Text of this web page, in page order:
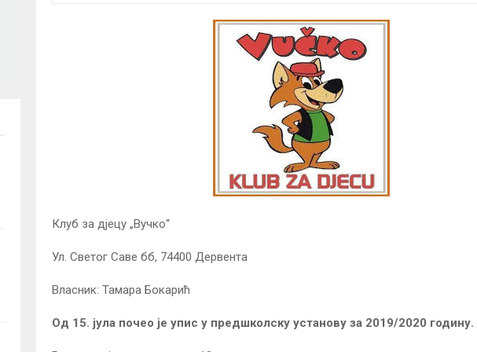
Клуб за дјецу „Вучко“
Ул. Светог Саве бб, 74400 Дервента
Власник: Тамара Бокарић
Од 15. јула почео је упис у предшколску установу за 2019/2020 годину.